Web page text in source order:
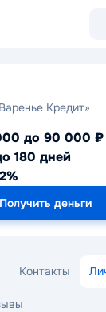
Кредит»
до 90 000 ₽
180 дней
Получить деньги
Контакты